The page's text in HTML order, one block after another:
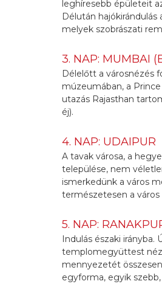
leghíresebb épületeit
Délután
melyek szobrászati
3. NAP: MUMBAI
Délelőtt a városnézés
múzeumában, a
utazás Rajasthan
éj).
4. NAP: UDAIPUR
A tavak városa, a
települése, nem
ismerkedünk a város
természetesen a
5. NAP:
Indulás északi
templomegyüttest
mennyezetét
egyforma, egyik